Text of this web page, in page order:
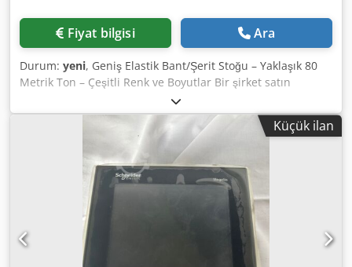
Fiyat bilgisi Ara
Durum: yeni, Geniş Elastik Bant/Şerit Stoğu – Yaklaşık 80
Metrik Ton – Çeşitli Renk ve Boyutlar Bir şirket satın
alımından elde edilen yüksek kaliteli elastik bantlardan
oluşan geniş bir stoğu derhal sunuyoruz. Ürün Detayları *
Toplam miktar: yaklaşık 80 metrik ton * Çeşitli renklerde
mevcuttur: * Beyaz * Siyah * Sarı * Mavi * Pembe * Ek
renkler mevcuttur * Çeşitli genişlikler ve yapılar *
Makaralarda/bobinlerde ve kesilmiş elastik halkalar
halinde sağlanır * Yeni, kullanılmamış ve orijinal
ambalajında saklanmıştır * Büyük miktarda paletlenmiş
stok * Derhal teslimata hazırdır Uygulamalar Geniş bir
yelpazede endüstri için uygundur, örneğin: * Giyim ve
Tekstil Üretimi * İç Giyim ve Çamaşır * Spor Giyim * Tıbbi
Küçük ilan